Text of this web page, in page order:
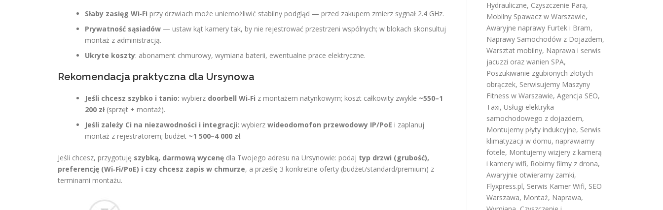
Słaby zasięg Wi‑Fi przy drzwiach może uniemożliwić stabilny podgląd — przed zakupem zmierz sygnał 2.4 GHz.
Prywatność sąsiadów — ustaw kąt kamery tak, by nie rejestrować przestrzeni wspólnych; w blokach skonsultuj
montaż z administracją.
Ukryte koszty: abonament chmurowy, wymiana baterii, ewentualne prace elektryczne.
Rekomendacja praktyczna dla Ursynowa
Jeśli chcesz szybko i tanio: wybierz doorbell Wi‑Fi z montażem natynkowym; koszt całkowity zwykle ~550–1
200 zł(sprzęt + montaż).
Jeśli zależy Ci na niezawodności i integracji: wybierz wideodomofon przewodowy IP/PoE i zaplanuj
montaż z rejestratorem; budżet ~1 500–4 000 zł.
Jeśli chcesz, przygotuję szybką, darmową wycenę dla Twojego adresu na Ursynowie: podaj typ drzwi (grubość),
preferencję (Wi‑Fi/PoE) i czy chcesz zapis w chmurze, a prześlę 3 konkretne oferty (budżet/standard/premium) z
terminami montażu.
Hydrauliczne, Czyszczenie Parą,
Mobilny Spawacz w Warszawie,
Awaryjne naprawy Furtek i Bram,
Naprawy Samochodów z Dojazdem,
Warsztat mobilny, Naprawa i serwis
jacuzzi oraz wanien SPA,
Poszukiwanie zgubionych złotych
obrączek, Serwisujemy Maszyny
Fitness w Warszawie, Agencja SEO,
Taxi, Usługi elektryka
samochodowego z dojazdem,
Montujemy płyty indukcyjne, Serwis
klimatyzacji w domu, naprawiamy
fotele, Montujemy wizjery z kamerą
i kamery wifi, Robimy filmy z drona,
Awaryjnie otwieramy zamki,
Flyxpress.pl, Serwis Kamer Wifi, SEO
Warszawa, Montaż, Naprawa,